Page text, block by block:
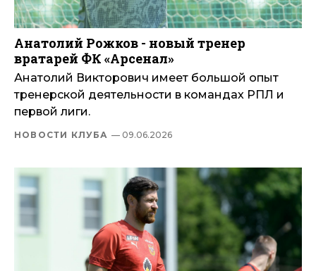
Анатолий Рожков - новый тренер
вратарей ФК «Арсенал»
Анатолий Викторович имеет большой опыт
тренерской деятельности в командах РПЛ и
первой лиги.
НОВОСТИ КЛУБА — 09.06.2026